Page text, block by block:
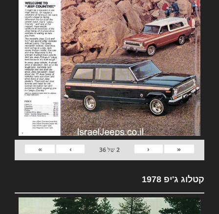
«
‹
2של36
›
»
קטלוג ג'יפ 1978